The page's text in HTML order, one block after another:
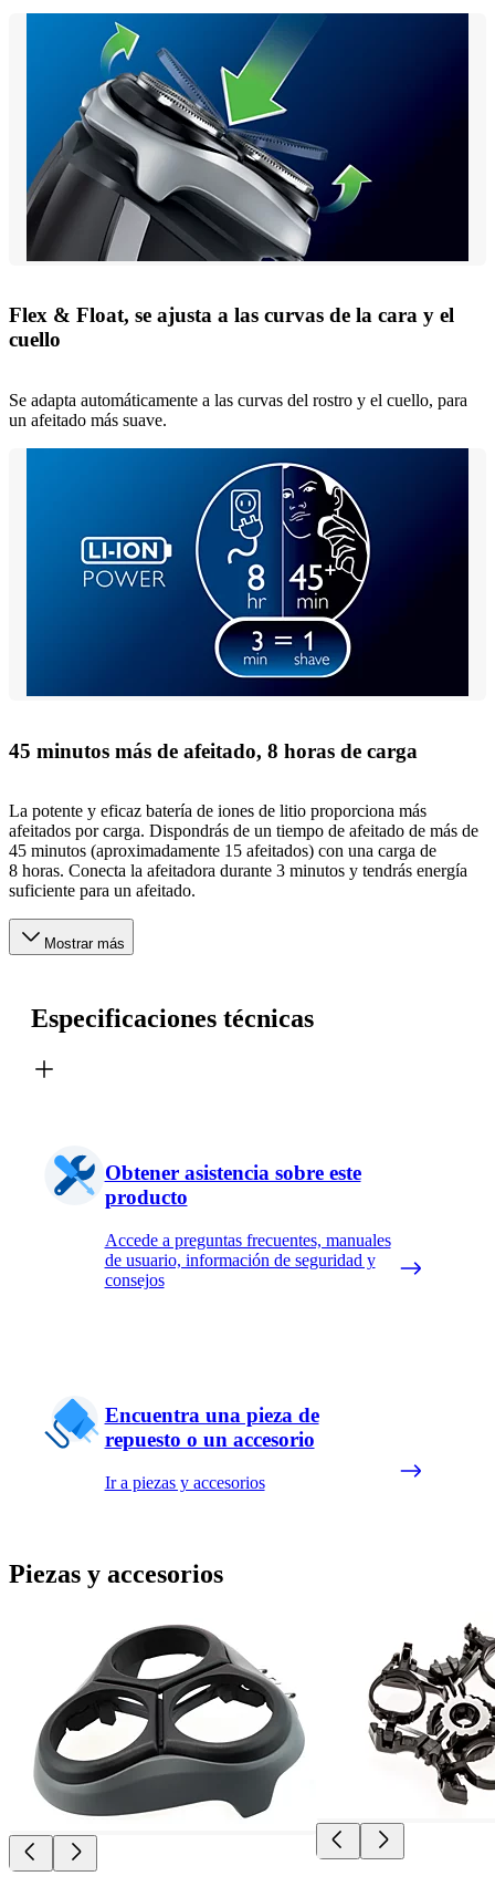
Flex & Float, se ajusta a las curvas de la cara y el
cuello
Se adapta automáticamente a las curvas del rostro y el cuello, para
un afeitado más suave.
45 minutos más de afeitado, 8 horas de carga
La potente y eficaz batería de iones de litio proporciona más
afeitados por carga. Dispondrás de un tiempo de afeitado de más de
45 minutos (aproximadamente 15 afeitados) con una carga de
8 horas. Conecta la afeitadora durante 3 minutos y tendrás energía
suficiente para un afeitado.
Mostrar más
Especificaciones técnicas
Obtener asistencia sobre este
producto
Accede a preguntas frecuentes, manuales
de usuario, información de seguridad y
consejos
Encuentra una pieza de
repuesto o un accesorio
Ir a piezas y accesorios
Piezas y accesorios